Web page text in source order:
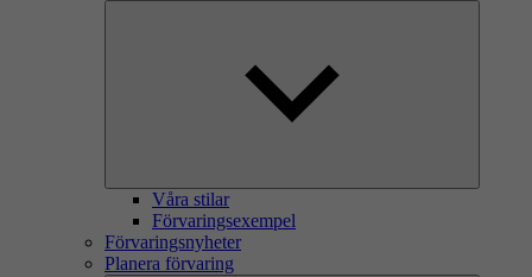
Våra stilar
Förvaringsexempel
Förvaringsnyheter
Planera förvaring